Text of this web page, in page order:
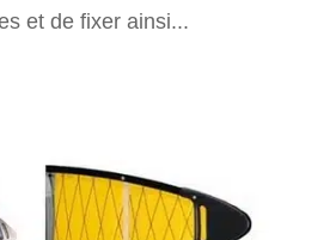
et de fixer ainsi...